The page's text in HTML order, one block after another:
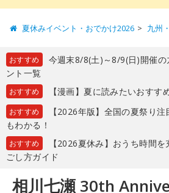
夏休みイベント・おでかけ2026 九州
おすすめ
今週末8/8(土)～8/9(日)開催
ント一覧
おすすめ 【漫画】夏に読みたいおすす
おすすめ
【2026年版】全国の夏祭り
もわかる！
おすすめ
【2026夏休み】おうち時間
ごし方ガイド
相川七瀬 30th